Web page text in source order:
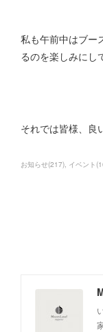
私も午前中はブー
るのを楽しみにし
それでは皆様、良
お知らせ(217) イベント (